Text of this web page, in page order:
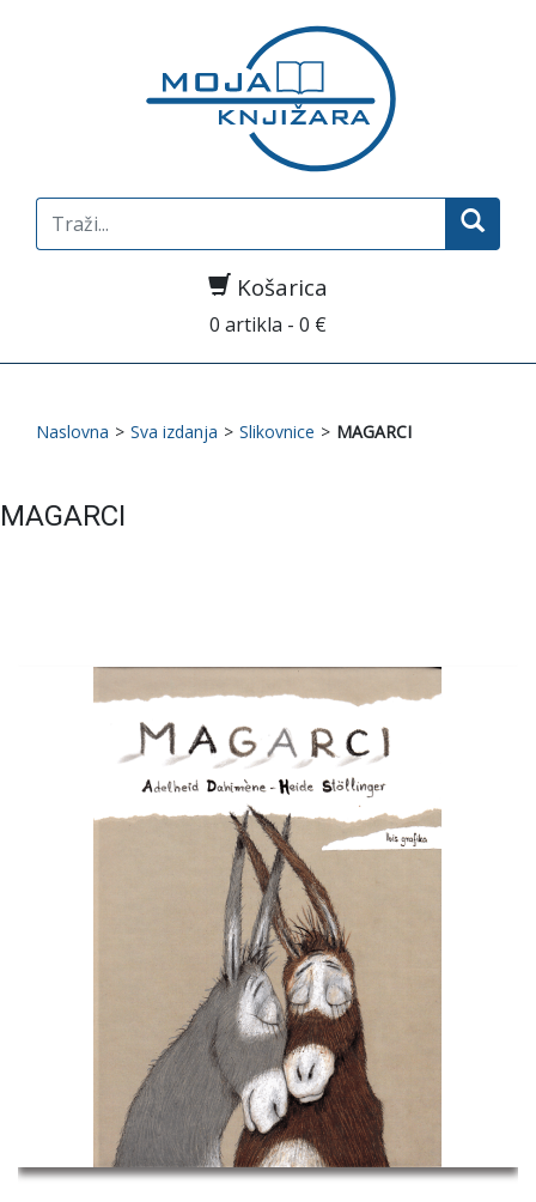
Search
for:
Košarica
0 artikla - 0 €
Naslovna > Sva izdanja > Slikovnice > MAGARCI
MAGARCI